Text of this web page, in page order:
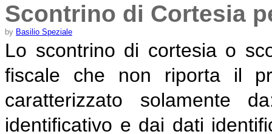
Scontrino di Cortesia
by Basilio Speziale
Lo scontrino di cortesia o
fiscale che non riporta il
caratterizzato solamente
identificativo e dai dati